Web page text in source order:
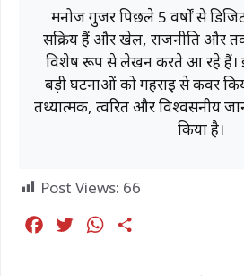
मनोज गुर्जर पिछले 5 वर्षों से
सक्रिय हैं और खेल, राजनीति और
विशेष रूप से लेखन करते आ रहे हैं।
बड़ी घटनाओं को गहराई से कवर
तथ्यात्मक, त्वरित और विश्वसनीय
किया है।
Post Views: 66
W